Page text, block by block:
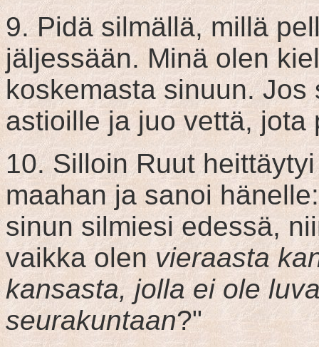
9. Pidä silmällä, millä
jäljessään. Minä olen
koskemasta sinuun.
astioille ja juo vettä, jota
10. Silloin Ruut
maahan ja sanoi
sinun silmiesi edessä,
vaikka olen vieraasta
kansasta, jolla ei ole
seurakuntaan?"